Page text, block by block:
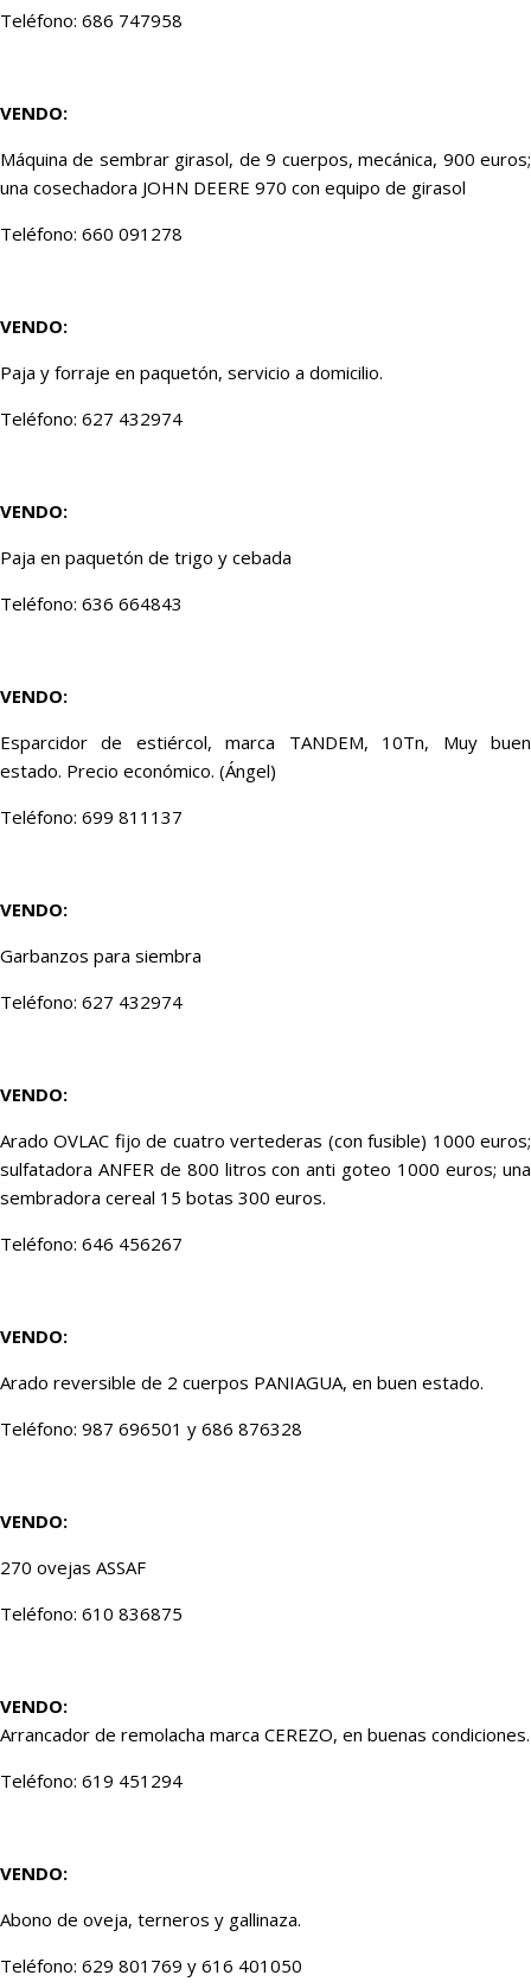
Teléfono: 686 747958
VENDO:
Máquina de sembrar girasol, de 9 cuerpos, mecánica, 900 euros;
una cosechadora JOHN DEERE 970 con equipo de girasol
Teléfono: 660 091278
VENDO:
Paja y forraje en paquetón, servicio a domicilio.
Teléfono: 627 432974
VENDO:
Paja en paquetón de trigo y cebada
Teléfono: 636 664843
VENDO:
Esparcidor de estiércol, marca TANDEM, 10Tn, Muy buen
estado. Precio económico. (Ángel)
Teléfono: 699 811137
VENDO:
Garbanzos para siembra
Teléfono: 627 432974
VENDO:
Arado OVLAC fijo de cuatro vertederas (con fusible) 1000 euros;
sulfatadora ANFER de 800 litros con anti goteo 1000 euros; una
sembradora cereal 15 botas 300 euros.
Teléfono: 646 456267
VENDO:
Arado reversible de 2 cuerpos PANIAGUA, en buen estado.
Teléfono: 987 696501 y 686 876328
VENDO:
270 ovejas ASSAF
Teléfono: 610 836875
VENDO:
Arrancador de remolacha marca CEREZO, en buenas condiciones.
Teléfono: 619 451294
VENDO:
Abono de oveja, terneros y gallinaza.
Teléfono: 629 801769 y 616 401050